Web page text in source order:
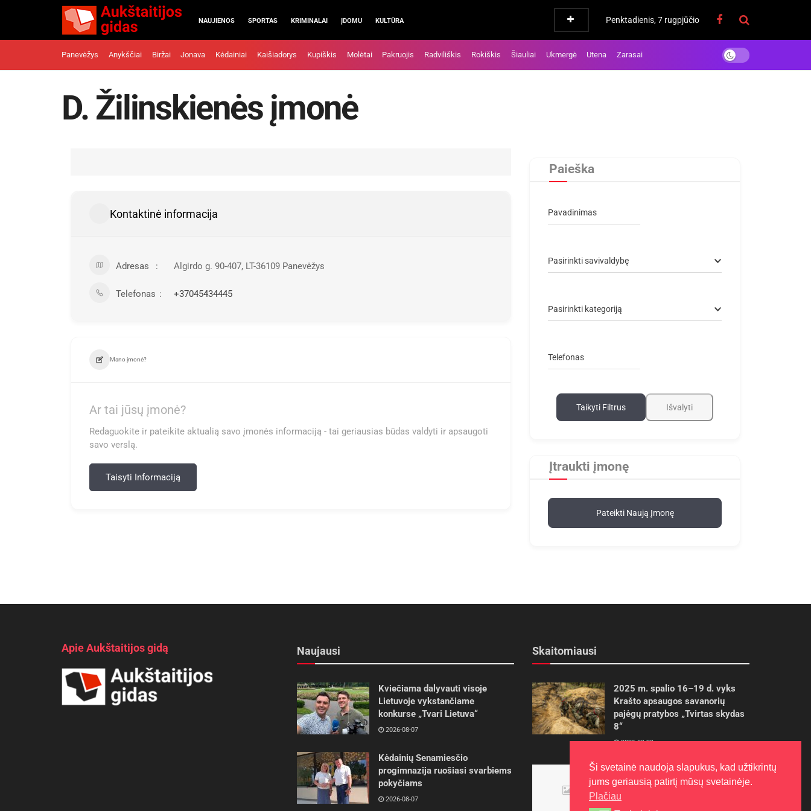
NAUJIENOS SPORTAS KRIMINALAI ĮDOMU KULTŪRA Penktadienis, 7 rugpjūčio
Panevėžys Anykščiai Biržai Jonava Kėdainiai Kaišiadorys Kupiškis Molėtai Pakruojis Radviliškis Rokiškis Šiauliai Ukmergė Utena Zarasai
D. Žilinskienės įmonė
Kontaktinė informacija
Adresas Algirdo g. 90-407, LT-36109 Panevėžys
Telefonas +37045434445
Mano įmonė?
Ar tai jūsų įmonė?
Redaguokite ir pateikite aktualią savo įmonės informaciją - tai geriausias būdas valdyti ir apsaugoti
savo verslą.
Taisyti Informaciją
Paieška
Pavadinimas
Pasirinkti savivaldybę
Pasirinkti kategoriją
Telefonas
Taikyti Filtrus Išvalyti
Įtraukti įmonę
Pateikti Naują Įmonę
Apie Aukštaitijos gidą Naujausi
Kviečiama dalyvauti visoje
Lietuvoje vykstančiame
konkurse „Tvari Lietuva“
2026-08-07
Kėdainių Senamiesčio
progimnazija ruošiasi svarbiems
pokyčiams
2026-08-07
Skaitomiausi
2025 m. spalio 16–19 d. vyks
Krašto apsaugos savanorių
pajėgų pratybos „Tvirtas skydas
8“
2025-09-29
Panevėžietės tarptautinėje
programoje siekia aukso
2015-10-30
Ši svetainė naudoja slapukus, kad užtikrintų
jums geriausią patirtį mūsų svetainėje.
Plačiau